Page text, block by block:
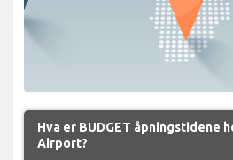
Hva er BUDGET åpningstidene
Airport?